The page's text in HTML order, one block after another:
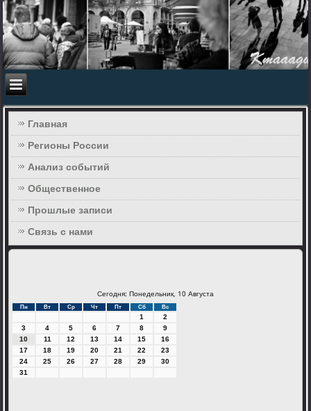
Главная
Регионы России
Анализ событий
Общественное
Прошлые записи
Связь с нами
Сегодня: Понедельник, 10 Августа
Пн Вт Ср Чт Пт Сб Вс
1
2
3
4 5 6 7 8
9
10
11 12 13 14 15
16
17
18 19 20 21 22
23
24
25 26 27 28 29
30
31